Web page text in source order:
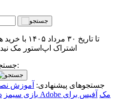
اشتراک اپ‌استور مک نید
جستجو در کامل‌ترین آرشیو مک ایران:
جستجوهای پیشنهادی: آموزش
بازی سیمز
برنامه‌های Adobe مک آفیس برای